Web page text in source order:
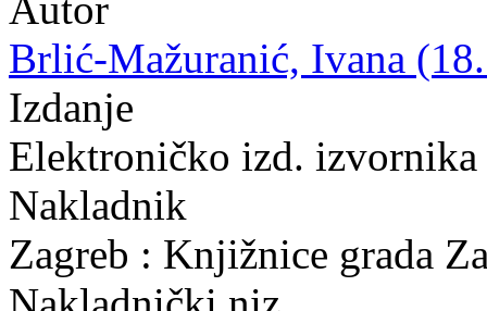
Brlić-Mažuranić, Ivana
Izdanje
Elektroničko izd.
Nakladnik
Zagreb : Knjižnice grada